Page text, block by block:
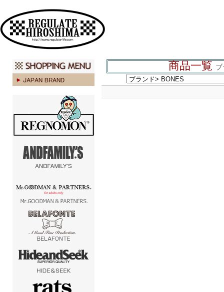
商品一覧